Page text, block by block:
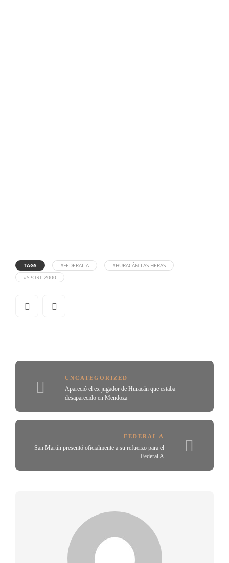
TAGS #FEDERAL A
#HURACÁN LAS HERAS
#SPORT 2000
UNCATEGORIZED
Apareció el ex jugador de Huracán que estaba
desaparecido en Mendoza
FEDERAL A
San Martín presentó oficialmente a su refuerzo para el
Federal A